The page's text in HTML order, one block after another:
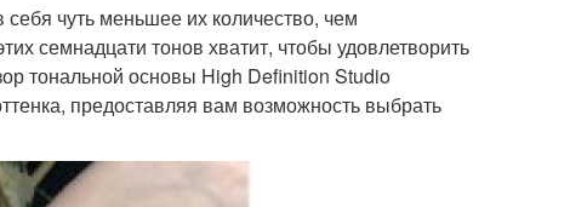
чуть меньшее их количество, чем
семнадцати тонов хватит, чтобы удовлетворить
тональной основы High Definition Studio
предоставляя вам возможность выбрать